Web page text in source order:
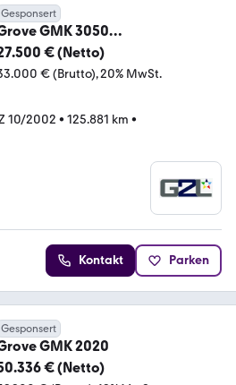
Gesponsert
GMK 3050
€ (Netto)
€ (Brutto) 20% MwSt.
10/2002 • 125.881 km •
Kontakt Parken
Gesponsert
GMK 2020
€ (Netto)